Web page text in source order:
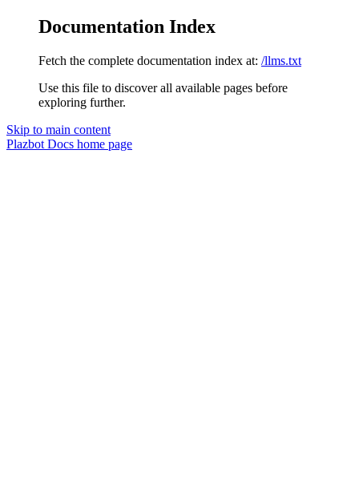
Documentation Index
Fetch the complete documentation index at: /llms.txt
Use this file to discover all available pages before
exploring further.
Skip to main content
Plazbot Docs home page